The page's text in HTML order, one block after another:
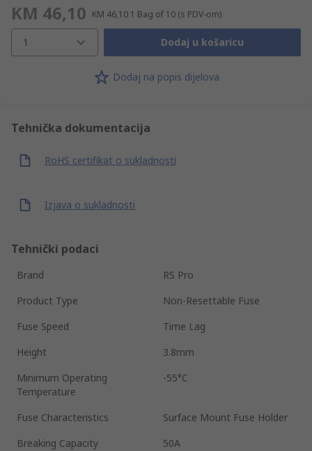
KM 46,10 KM 46,10 1 Bag of 10 (s PDV-om)
1 Dodaj u košaricu
Dodaj na popis dijelova
Tehnička dokumentacija
RoHS certifikat o sukladnosti
Izjava o sukladnosti
Tehnički podaci
Brand
RS Pro
Product Type
Non-Resettable Fuse
Fuse Speed
Time Lag
Height
3.8mm
Minimum Operating
Temperature
-55°C
Fuse Characteristics
Surface Mount Fuse Holder
Breaking Capacity
50A